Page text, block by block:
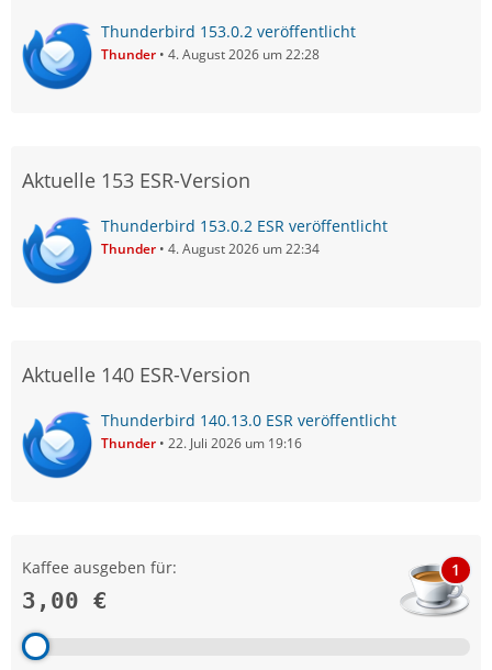
Thunderbird 153.0.2 veröffentlicht
Thunder 4. August 2026 um 22:28
Aktuelle 153 ESR-Version
Thunderbird 153.0.2 ESR veröffentlicht
Thunder 4. August 2026 um 22:34
Aktuelle 140 ESR-Version
Thunderbird 140.13.0 ESR veröffentlicht
Thunder 22. Juli 2026 um 19:16
Kaffee ausgeben für:
3,00 €
1